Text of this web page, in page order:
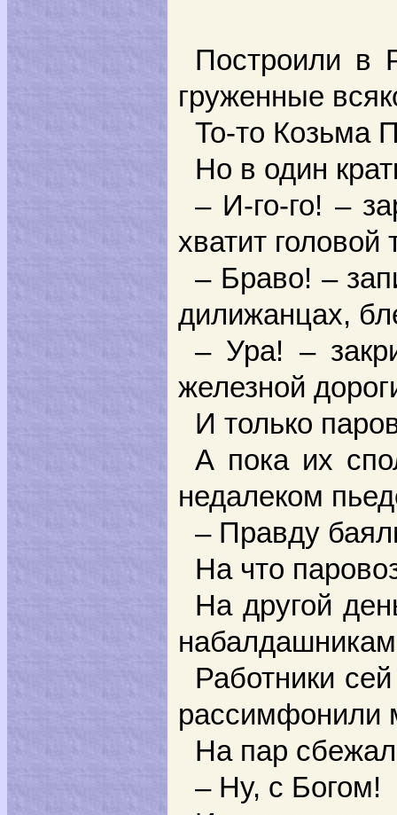
Построили в
груженные
То-то Козьма
Но в один
– И-го-го! –
хватит
– Браво! –
дилижанцах,
– Ура! –
железной
И только
А пока их
недалеком
– Правду
На что
На другой
Работники
рассимфонили
На пар
– Ну, с Богом!